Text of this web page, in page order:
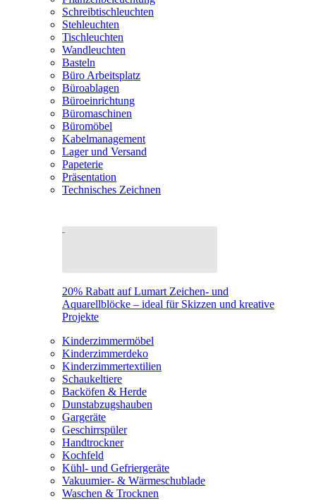
Schreibtischleuchten
Stehleuchten
Tischleuchten
Wandleuchten
Basteln
Büro Arbeitsplatz
Büroablagen
Büroeinrichtung
Büromaschinen
Büromöbel
Kabelmanagement
Lager und Versand
Papeterie
Präsentation
Technisches Zeichnen
20% Rabatt auf Lumart Zeichen- und
Aquarellblöcke – ideal für Skizzen und kreative
Projekte
Kinderzimmermöbel
Kinderzimmerdeko
Kinderzimmertextilien
Schaukeltiere
Backöfen & Herde
Dunstabzugshauben
Gargeräte
Geschirrspüler
Handtrockner
Kochfeld
Kühl- und Gefriergeräte
Vakuumier- & Wärmeschublade
Waschen & Trocknen